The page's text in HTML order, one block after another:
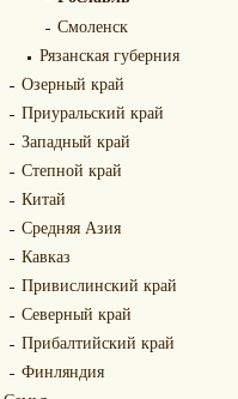
Смоленск
Рязанская губерния
Озерный край
Приуральский край
Западный край
Степной край
Китай
Средняя Азия
Кавказ
Привислинский край
Северный край
Прибалтийский край
Финляндия